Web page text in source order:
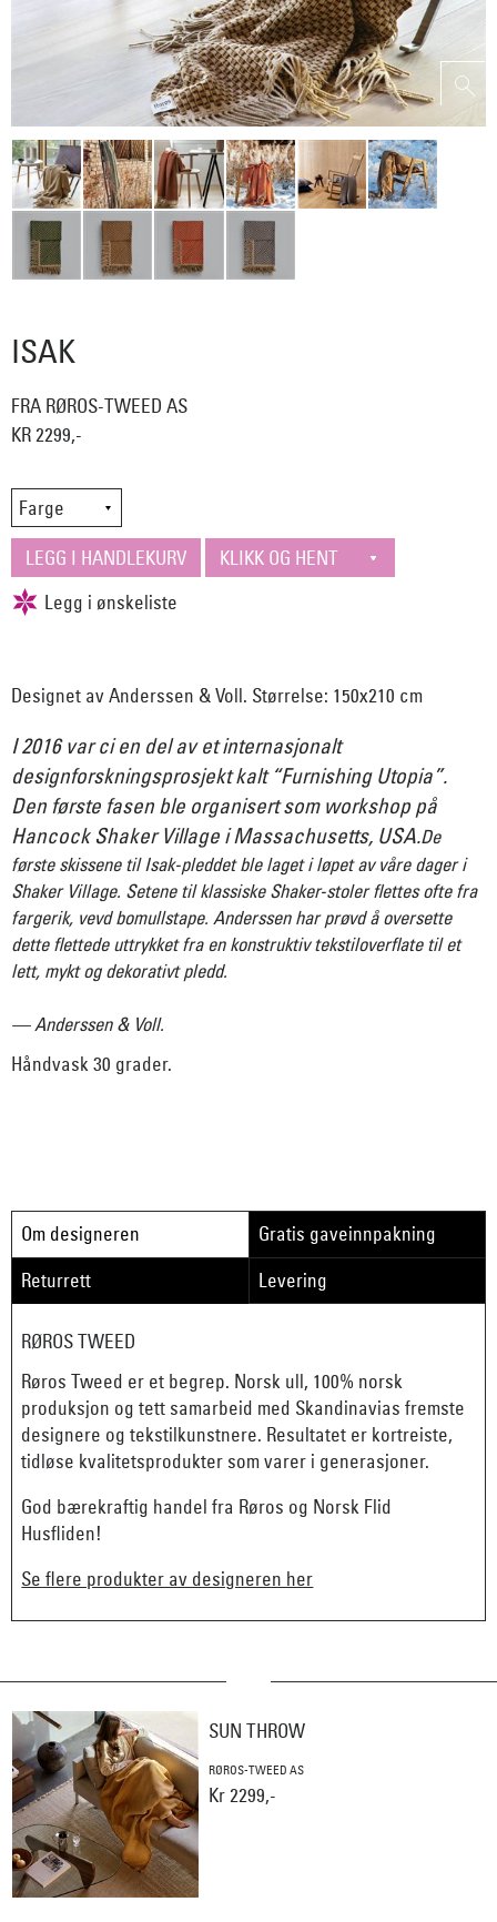
ISAK
FRA RØROS-TWEED AS
KR 2299,-
Designet av Anderssen & Voll. Størrelse: 150x210 cm
I 2016 var ci en del av et internasjonalt
designforskningsprosjekt kalt “Furnishing Utopia”.
Den første fasen ble organisert som workshop på
Hancock Shaker Village i Massachusetts, USA.De
første skissene til Isak-pleddet ble laget i løpet av våre dager i
Shaker Village. Setene til klassiske Shaker-stoler flettes ofte fra
fargerik, vevd bomullstape. Anderssen har prøvd å oversette
dette flettede uttrykket fra en konstruktiv tekstiloverflate til et
lett, mykt og dekorativt pledd.
— Anderssen & Voll.
Håndvask 30 grader.
Om designeren
Gratis gaveinnpakning
Returrett
Levering
RØROS TWEED
Røros Tweed er et begrep. Norsk ull, 100% norsk
produksjon og tett samarbeid med Skandinavias fremste
designere og tekstilkunstnere. Resultatet er kortreiste,
tidløse kvalitetsprodukter som varer i generasjoner.
God bærekraftig handel fra Røros og Norsk Flid
Husfliden!
Se flere produkter av designeren her
SUN THROW
RØROS-TWEED AS
Kr 2299,-